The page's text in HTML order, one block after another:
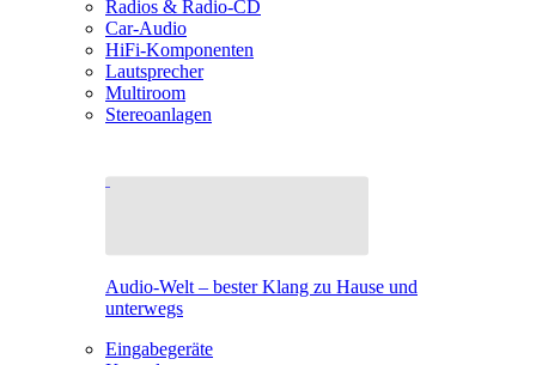
Radios & Radio-CD
Car-Audio
HiFi-Komponenten
Lautsprecher
Multiroom
Stereoanlagen
Audio-Welt – bester Klang zu Hause und
unterwegs
Eingabegeräte